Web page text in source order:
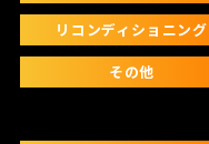
リコンディショニング
その他